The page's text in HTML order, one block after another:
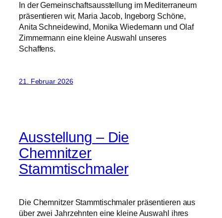
In der Gemeinschaftsausstellung im Mediterraneum
präsentieren wir, Maria Jacob, Ingeborg Schöne,
Anita Schneidewind, Monika Wiedemann und Olaf
Zimmermann eine kleine Auswahl unseres
Schaffens.
21. Februar 2026
Ausstellung – Die
Chemnitzer
Stammtischmaler
Die Chemnitzer Stammtischmaler präsentieren aus
über zwei Jahrzehnten eine kleine Auswahl ihres